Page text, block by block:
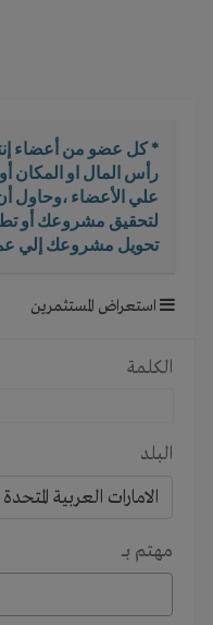
* كل عضو من أعضاء
رأس المال او المكان
علي الأعضاء ،وحاول
لتحقيق مشروعك أو
تحويل مشروعك إلي
استعراض المستثمرين
الكلمة
البلد
الامارات العربية المتحدة
مهتم بـــ